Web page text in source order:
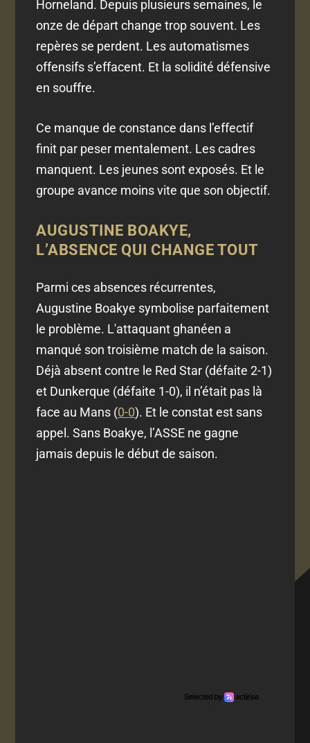
Horneland. Depuis plusieurs semaines, le
onze de départ change trop souvent. Les
repères se perdent. Les automatismes
offensifs s’effacent. Et la solidité défensive
en souffre.
Ce manque de constance dans l’effectif
finit par peser mentalement. Les cadres
manquent. Les jeunes sont exposés. Et le
groupe avance moins vite que son objectif.
AUGUSTINE BOAKYE,
L’ABSENCE QUI CHANGE TOUT
Parmi ces absences récurrentes,
Augustine Boakye symbolise parfaitement
le problème. L'attaquant ghanéen a
manqué son troisième match de la saison.
Déjà absent contre le Red Star (défaite 2-1)
et Dunkerque (défaite 1-0), il n’était pas là
face au Mans (0-0). Et le constat est sans
appel. Sans Boakye, l’ASSE ne gagne
jamais depuis le début de saison.